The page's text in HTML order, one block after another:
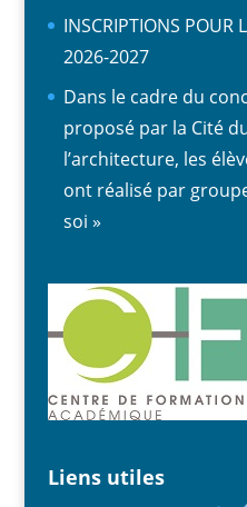
INSCRIPTIONS POUR
2026-2027
Dans le cadre du
proposé par la Cité
l’architecture, les
ont réalisé par
soi »
Liens utiles